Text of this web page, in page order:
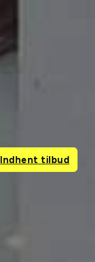
Indhent tilbud